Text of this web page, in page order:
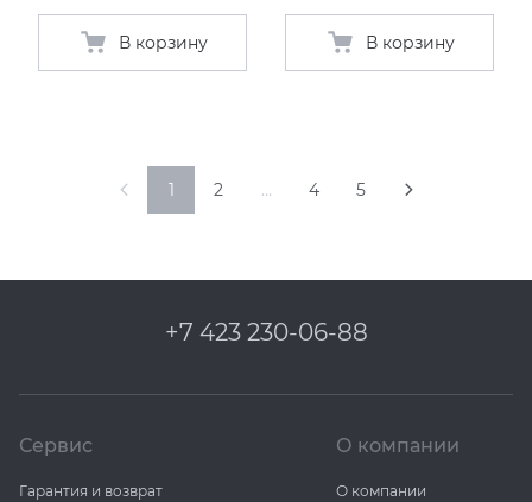
В корзину В корзину
1 2 … 4 5
+7 423 230-06-88
Сервис
Гарантия и возврат
О компании
О компании